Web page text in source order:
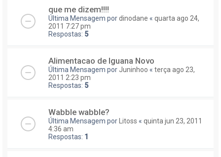
que me dizem!!!!
Última Mensagem pordinodane « quarta ago 24,
2011 7:27 pm
Respostas: 5
Alimentacao de Iguana Novo
Última Mensagem por Juninhoo « terça ago 23,
2011 2:23 pm
Respostas: 5
Wabble wabble?
Última Mensagem por Litoss « quinta jun 23, 2011
4:36 am
Respostas: 1